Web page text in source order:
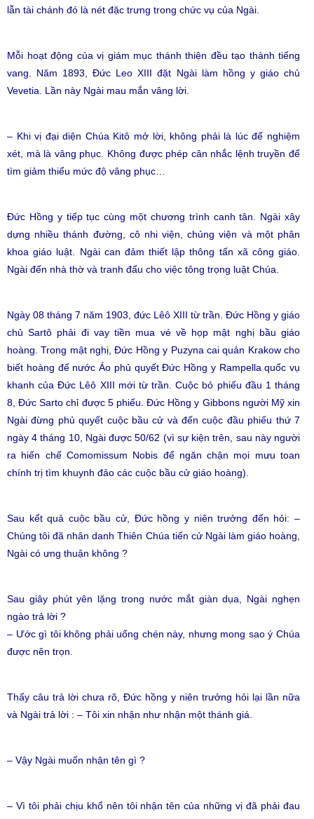
lẫn tài chánh đó là nét đặc trưng trong chức vụ của Ngài.
Mỗi hoạt động của vị giám mục thánh thiện đều tạo thành tiếng
vang. Năm 1893, Đức Leo XIII đặt Ngài làm hồng y giáo chủ
Vevetia. Lần này Ngài mau mắn vâng lời.
– Khi vị đại diện Chúa Kitô mở lời, không phải là lúc để nghiệm
xét, mà là vâng phục. Không được phép cân nhắc lệnh truyền để
tìm giảm thiểu mức độ vâng phục…
Đức Hồng y tiếp tục cùng một chương trình canh tân. Ngài xây
dựng nhiều thánh đường, cô nhi viện, chủng viện và một phân
khoa giáo luật. Ngài can đảm thiết lập thông tấn xã công giáo.
Ngài đến nhà thờ và tranh đấu cho việc tông trọng luật Chúa.
Ngày 08 tháng 7 năm 1903, đức Lêô XIII từ trần. Đức Hồng y giáo
chủ Sartô phải đi vay tiền mua vé về họp mật nghị bầu giáo
hoàng. Trong mật nghị, Đức Hồng y Puzyna cai quản Krakow cho
biết hoàng đế nước Áo phủ quyết Đức Hồng y Rampella quốc vụ
khanh của Đức Lêô XIII mới từ trần. Cuộc bỏ phiếu đầu 1 tháng
8, Đức Sarto chỉ được 5 phiếu. Đức Hồng y Gibbons người Mỹ xin
Ngài đừng phủ quyết cuộc bầu cử và đến cuộc đầu phiếu thứ 7
ngày 4 tháng 10, Ngài được 50/62 (vì sự kiện trên, sau này người
ra hiến chế Comomissum Nobis để ngăn chận mọi mưu toan
chính trị tìm khuynh đảo các cuộc bầu cử giáo hoàng).
Sau kết quả cuộc bầu cử, Đức hồng y niên trưởng đến hỏi: –
Chúng tôi đã nhân danh Thiên Chúa tiến cử Ngài làm giáo hoàng,
Ngài có ưng thuận không ?
Sau giây phút yên lặng trong nước mắt giàn dụa, Ngài nghẹn
ngào trả lời ?
– Ước gì tôi không phải uống chén này, nhưng mong sao ý Chúa
được nên trọn.
Thấy câu trả lời chưa rõ, Đức hồng y niên trưởng hỏi lại lần nữa
và Ngài trả lời : – Tôi xin nhận như nhận một thánh giá.
– Vậy Ngài muốn nhận tên gì ?
– Vì tôi phải chịu khổ nên tôi nhận tên của những vị đã phải đau